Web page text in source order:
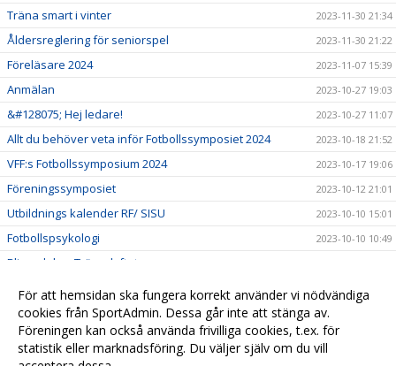
Träna smart i vinter 2023-11-30 21:34
Åldersreglering för seniorspel 2023-11-30 21:22
Föreläsare 2024 2023-11-07 15:39
Anmälan 2023-10-27 19:03
&#128075; Hej ledare! 2023-10-27 11:07
Allt du behöver veta inför Fotbollssymposiet 2024 2023-10-18 21:52
VFF:s Fotbollssymposium 2024 2023-10-17 19:06
Föreningssymposiet 2023-10-12 21:01
Utbildnings kalender RF/ SISU 2023-10-10 15:01
Fotbollspsykologi 2023-10-10 10:49
Bli en del av Tränarlyftet
Idrottsmedicin 2023-07-24 13:24
Matchmiljö 2023 2023-05-13 03:22
En ungdomsledares handbok 2023-05-13 03:19
För att hemsidan ska fungera korrekt använder vi nödvändiga
cookies från SportAdmin. Dessa går inte att stänga av.
Föreningen kan också använda frivilliga cookies, t.ex. för
statistik eller marknadsföring. Du väljer själv om du vill